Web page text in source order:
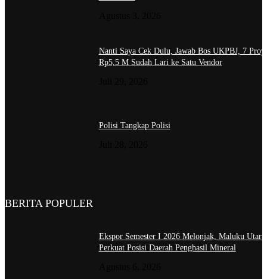
Nanti Saya Cek Dulu, Jawab Bos UKPBJ, 7
Rp5,5 M Sudah Lari ke Satu Vendor
Polisi Tangkap Polisi
BERITA POPULER
Ekspor Semester I 2026 Melonjak, Maluku Utara
Perkuat Posisi Daerah Penghasil Mineral